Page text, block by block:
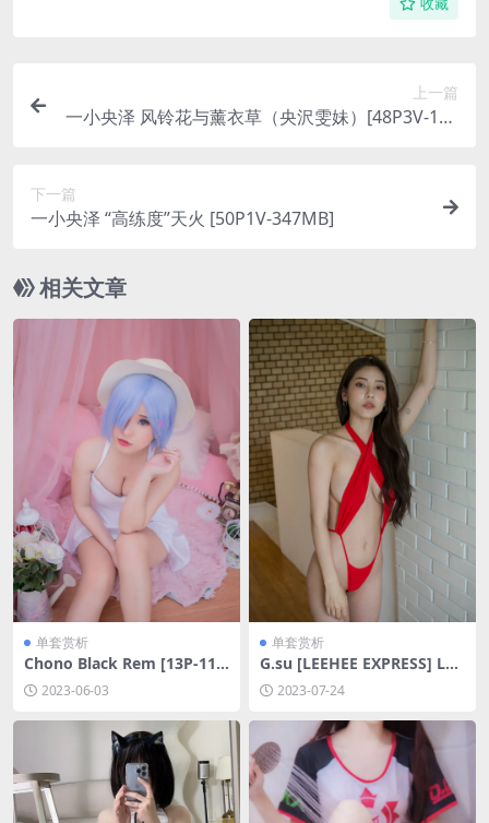
收藏
上一篇
一小央泽 风铃花与薰衣草（央沢雯妹）[48P3V-126
下一篇
一小央泽 “高练度”天火 [50P1V-347MB]
相关文章
单套赏析
Chono Black Rem [13P-11
MB]2023-06-03
单套赏析
G.su [LEEHEE EXPRESS] LED
G-047A [51P-406MB]
2023-07-24